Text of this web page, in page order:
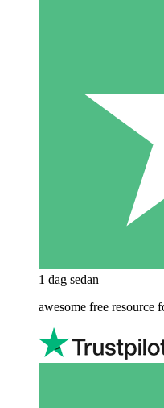
1 dag sedan
awesome free resource